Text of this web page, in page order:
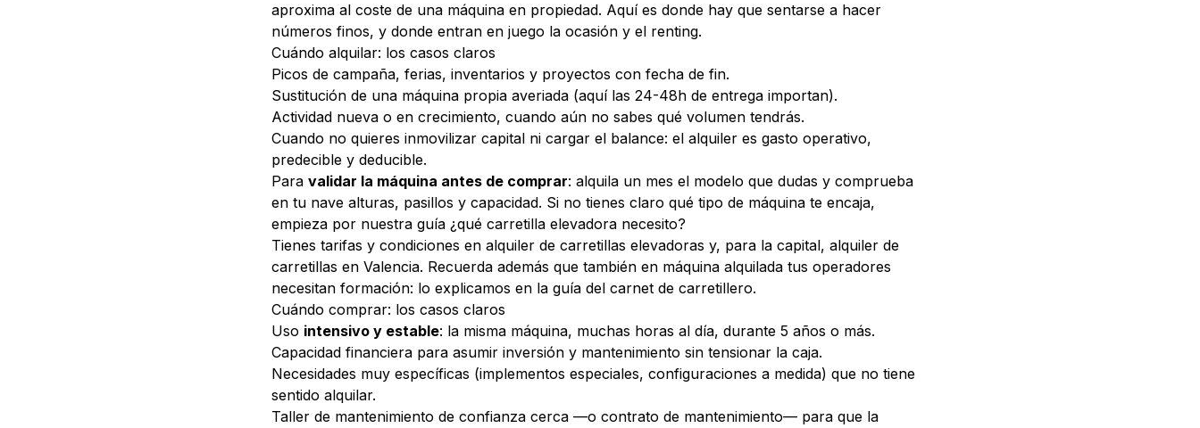
aproxima al coste de una máquina en propiedad. Aquí es donde hay que sentarse a hacer
números finos, y donde entran en juego la ocasión y el renting.
Cuándo alquilar: los casos claros
Picos de campaña, ferias, inventarios y proyectos con fecha de fin.
Sustitución de una máquina propia averiada (aquí las 24-48h de entrega importan).
Actividad nueva o en crecimiento, cuando aún no sabes qué volumen tendrás.
Cuando no quieres inmovilizar capital ni cargar el balance: el alquiler es gasto operativo,
predecible y deducible.
Para validar la máquina antes de comprar: alquila un mes el modelo que dudas y comprueba
en tu nave alturas, pasillos y capacidad. Si no tienes claro qué tipo de máquina te encaja,
empieza por nuestra guía ¿qué carretilla elevadora necesito?
Tienes tarifas y condiciones en alquiler de carretillas elevadoras y, para la capital, alquiler de
carretillas en Valencia. Recuerda además que también en máquina alquilada tus operadores
necesitan formación: lo explicamos en la guía del carnet de carretillero.
Cuándo comprar: los casos claros
Uso intensivo y estable: la misma máquina, muchas horas al día, durante 5 años o más.
Capacidad financiera para asumir inversión y mantenimiento sin tensionar la caja.
Necesidades muy específicas (implementos especiales, configuraciones a medida) que no tiene
sentido alquilar.
Taller de mantenimiento de confianza cerca —o contrato de mantenimiento— para que la